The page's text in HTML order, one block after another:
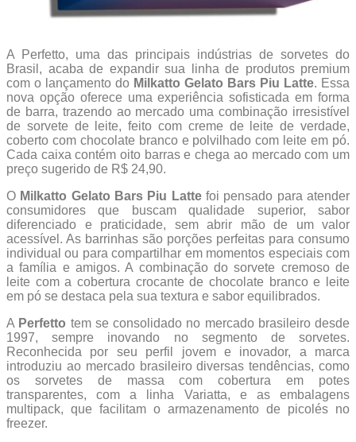
A Perfetto, uma das principais indústrias de sorvetes do
Brasil, acaba de expandir sua linha de produtos premium
com o lançamento do Milkatto Gelato Bars Piu Latte. Essa
nova opção oferece uma experiência sofisticada em forma
de barra, trazendo ao mercado uma combinação irresistível
de sorvete de leite, feito com creme de leite de verdade,
coberto com chocolate branco e polvilhado com leite em pó.
Cada caixa contém oito barras e chega ao mercado com um
preço sugerido de R$ 24,90.
O Milkatto Gelato Bars Piu Lattefoi pensado para atender
consumidores que buscam qualidade superior, sabor
diferenciado e praticidade, sem abrir mão de um valor
acessível. As barrinhas são porções perfeitas para consumo
individual ou para compartilhar em momentos especiais com
a família e amigos. A combinação do sorvete cremoso de
leite com a cobertura crocante de chocolate branco e leite
em pó se destaca pela sua textura e sabor equilibrados.
A Perfetto tem se consolidado no mercado brasileiro desde
1997, sempre inovando no segmento de sorvetes.
Reconhecida por seu perfil jovem e inovador, a marca
introduziu ao mercado brasileiro diversas tendências, como
os sorvetes de massa com cobertura em potes
transparentes, com a linha Variatta, e as embalagens
multipack, que facilitam o armazenamento de picolés no
freezer.